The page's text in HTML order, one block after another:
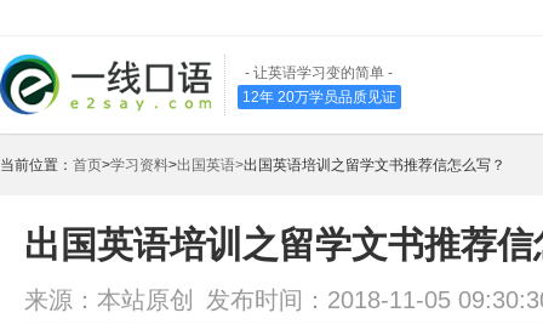
- 让英语学习变的简单 -
12年 20万学员品质见证
当前位置： 首页>学习资料>出国英语>出国英语培训之留学文书推荐信怎么写？
出国英语培训之留学文书推荐
来源：本站原创 发布时间：2018-11-05